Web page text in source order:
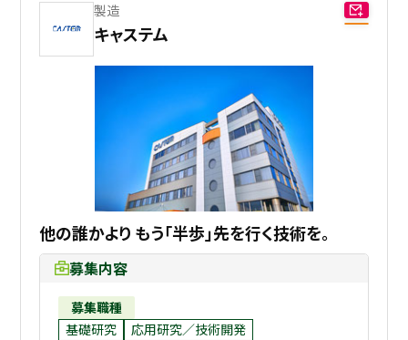
製造
キャステム
他の誰かより もう「半歩」先を行く技術を。
募集内容
募集職種
基礎研究
応用研究／技術開発